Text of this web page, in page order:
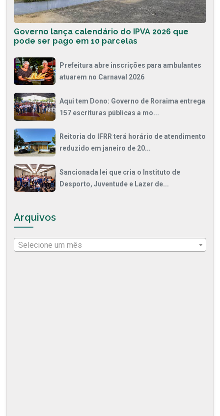
Governo lança calendário do IPVA 2026 que
pode ser pago em 10 parcelas
Prefeitura abre inscrições para ambulantes
atuarem no Carnaval 2026
Aqui tem Dono: Governo de Roraima entrega
157 escrituras públicas a mo...
Reitoria do IFRR terá horário de atendimento
reduzido em janeiro de 20...
Sancionada lei que cria o Instituto de
Desporto, Juventude e Lazer de...
Arquivos
Selecione um mês